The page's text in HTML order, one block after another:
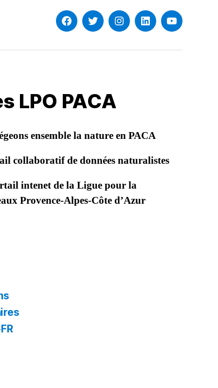
FacebookTwitterInstagramLinkedinYouTube
LPO PACA
ensemble la nature en PACA
collaboratif de données naturalistes
intenet de la Ligue pour la
Provence-Alpes-Côte d’Azur